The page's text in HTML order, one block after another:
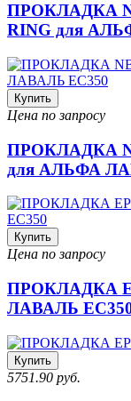
ПРОКЛАДКА
RING для
Купить
Цена по запросу
ПРОКЛАДКА
для АЛЬФА
Купить
Цена по запросу
ПРОКЛАДКА
ЛАВАЛЬ
Купить
5751.90 руб.